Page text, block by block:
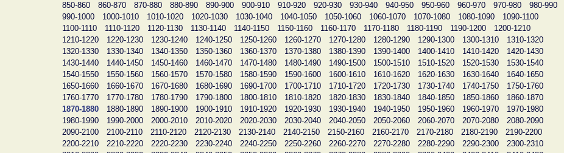
850-860
860-870 870-880 880-890 890-900 900-910 910-920 920-930 930-940 940-950 950-960 960-970 970-980
980-990
990-1000
1000-1010 1010-1020 1020-1030 1030-1040 1040-1050 1050-1060 1060-1070 1070-1080 1080-1090
1090-1100
1100-1110
1110-1120 1120-1130 1130-1140 1140-1150 1150-1160 1160-1170 1170-1180 1180-1190 1190-1200
1200-1210
1210-1220
1220-1230 1230-1240 1240-1250 1250-1260 1260-1270 1270-1280 1280-1290 1290-1300 1300-1310
1310-1320
1320-1330
1330-1340 1340-1350 1350-1360 1360-1370 1370-1380 1380-1390 1390-1400 1400-1410 1410-1420
1420-1430
1430-1440
1440-1450 1450-1460 1460-1470 1470-1480 1480-1490 1490-1500 1500-1510 1510-1520 1520-1530
1530-1540
1540-1550
1550-1560 1560-1570 1570-1580 1580-1590 1590-1600 1600-1610 1610-1620 1620-1630 1630-1640
1640-1650
1650-1660
1660-1670 1670-1680 1680-1690 1690-1700 1700-1710 1710-1720 1720-1730 1730-1740 1740-1750
1750-1760
1760-1770
1770-1780 1780-1790 1790-1800 1800-1810 1810-1820 1820-1830 1830-1840 1840-1850 1850-1860
1860-1870
1870-1880
1880-1890 1890-1900 1900-1910 1910-1920 1920-1930 1930-1940 1940-1950 1950-1960 1960-1970
1970-1980
1980-1990
1990-2000 2000-2010 2010-2020 2020-2030 2030-2040 2040-2050 2050-2060 2060-2070 2070-2080
2080-2090
2090-2100
2100-2110 2110-2120 2120-2130 2130-2140 2140-2150 2150-2160 2160-2170 2170-2180 2180-2190
2190-2200
2200-2210
2210-2220 2220-2230 2230-2240 2240-2250 2250-2260 2260-2270 2270-2280 2280-2290 2290-2300
2300-2310